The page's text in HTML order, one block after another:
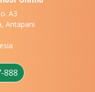
MARITIM RAJA ALI HAJI
MATARAM
MULAWARMAN
MUSAMUS
A3
Antapani
888